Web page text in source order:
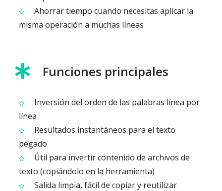
Ahorrar tiempo cuando necesitas aplicar la
misma operación a muchas líneas
Funciones principales
Inversión del orden de las palabras línea por
línea
Resultados instantáneos para el texto
pegado
Útil para invertir contenido de archivos de
texto (copiándolo en la herramienta)
Salida limpia, fácil de copiar y reutilizar